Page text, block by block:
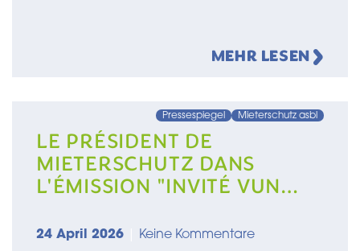
MEHR LESEN
Pressespiegel Mieterschutz asbl
LE PRÉSIDENT DE
MIETERSCHUTZ DANS
L'ÉMISSION "INVITÉ VUN
RADIO
24 April 2026 Keine Kommentare